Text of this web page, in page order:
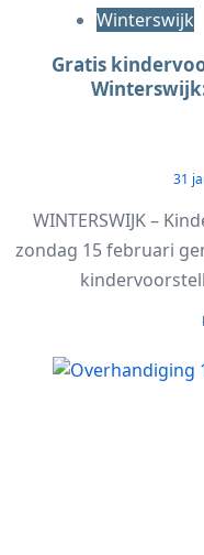
Winterswijk
Gratis
31
WINTERSWIJK –
zondag 15 februari